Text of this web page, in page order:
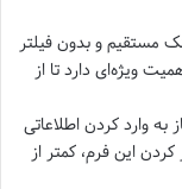
مستقیم و بدون فیلتر
ویژه‌ای دارد تا از
به وارد کردن اطلاعاتی
کردن این فرم، کمتر از